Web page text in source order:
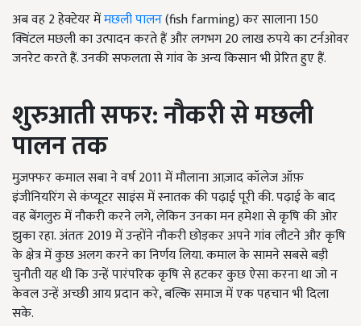
अब वह 2 हेक्टेयर मेंमछली पालन(fish farming) कर सालाना 150
क्विंटल मछली का उत्पादन करते हैं और लगभग 20 लाख रुपये का टर्नओवर
जनरेट करते हैं. उनकी सफलता से गांव के अन्य किसान भी प्रेरित हुए हैं.
शुरुआती सफर: नौकरी से मछली
पालन तक
मुज़फ्फर कमाल सबा ने वर्ष 2011 में मौलाना आज़ाद कॉलेज ऑफ़
इंजीनियरिंग से कंप्यूटर साइंस में स्नातक की पढ़ाई पूरी की. पढ़ाई के बाद
वह बेंगलुरु में नौकरी करने लगे, लेकिन उनका मन हमेशा से कृषि की ओर
झुका रहा. अंततः 2019 में उन्होंने नौकरी छोड़कर अपने गांव लौटने और कृषि
के क्षेत्र में कुछ अलग करने का निर्णय लिया. कमाल के सामने सबसे बड़ी
चुनौती यह थी कि उन्हें पारंपरिक कृषि से हटकर कुछ ऐसा करना था जो न
केवल उन्हें अच्छी आय प्रदान करे, बल्कि समाज में एक पहचान भी दिला
सके.